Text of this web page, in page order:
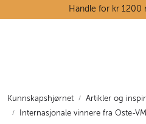
Skip to main contentHandle for kr 1200
Kunnskapshjørnet Artikler og
Internasjonale vinnere fra Oste-
Tørrvarehylla